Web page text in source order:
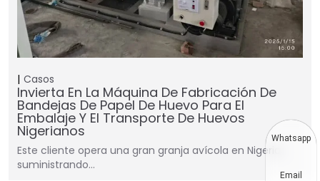
Casos
Invierta En La Máquina De Fabricación De
Bandejas De Papel De Huevo Para El
Embalaje Y El Transporte De Huevos
Nigerianos
Este cliente opera una gran granja avícola en Nigeria,
suministrando…
Whatsapp
Email